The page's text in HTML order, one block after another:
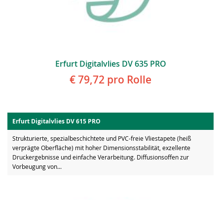
Erfurt Digitalvlies DV 635 PRO
€ 79,72 pro Rolle
Erfurt Digitalvlies DV 615 PRO
Strukturierte, spezialbeschichtete und PVC-freie Vliestapete (heiß
verprägte Oberfläche) mit hoher Dimensionsstabilität, exzellente
Druckergebnisse und einfache Verarbeitung. Diffusionsoffen zur
Vorbeugung von...